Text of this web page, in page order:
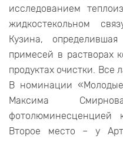
исследованием
жидкостекольном
Кузина,
примесей в растворах
продуктах очистки. Все
В номинации
Максима
фотолюминесценцией
Второе место – у